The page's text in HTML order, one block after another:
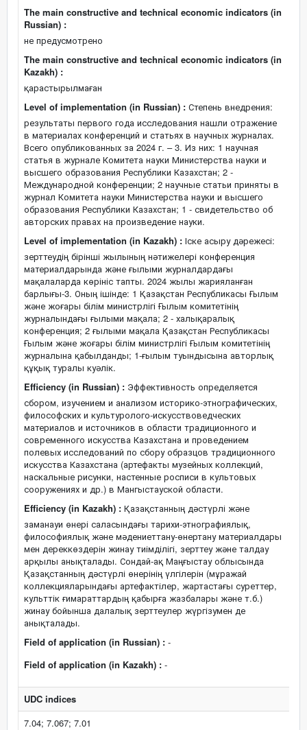
The main constructive and technical economic indicators (in
Russian) :
не предусмотрено
The main constructive and technical economic indicators (in
Kazakh) :
қарастырылмаған
Level of implementation (in Russian) : Степень внедрения:
результаты первого года исследования нашли отражение
в материалах конференций и статьях в научных журналах.
Всего опубликованных за 2024 г. – 3. Из них: 1 научная
статья в журнале Комитета науки Министерства науки и
высшего образования Республики Казахстан; 2 -
Международной конференции; 2 научные статьи приняты в
журнал Комитета науки Министерства науки и высшего
образования Республики Казахстан; 1 - свидетельство об
авторских правах на произведение науки.
Level of implementation (in Kazakh) : Іске асыру дәрежесі:
зерттеудің бірінші жылының нәтижелері конференция
материалдарында және ғылыми журналдардағы
мақалаларда көрініс тапты. 2024 жылы жарияланған
барлығы-3. Оның ішінде: 1 Қазақстан Республикасы Ғылым
және жоғары білім министрлігі Ғылым комитетінің
журналындағы ғылыми мақала; 2 - халықаралық
конференция; 2 ғылыми мақала Қазақстан Республикасы
Ғылым және жоғары білім министрлігі Ғылым комитетінің
журналына қабылданды; 1-ғылым туындысына авторлық
құқық туралы куәлік.
Efficiency (in Russian) : Эффективность определяется
сбором, изучением и анализом историко-этнографических,
философских и культуролого-искусствоведческих
материалов и источников в области традиционного и
современного искусства Казахстана и проведением
полевых исследований по сбору образцов традиционного
искусства Казахстана (артефакты музейных коллекций,
наскальные рисунки, настенные росписи в культовых
сооружениях и др.) в Мангыстауской области.
Efficiency (in Kazakh) : Қазақстанның дәстүрлі және
заманауи өнері саласындағы тарихи-этнографиялық,
философиялық және мәдениеттану-өнертану материалдары
мен дереккөздерін жинау тиімділігі, зерттеу және талдау
арқылы анықталады. Сондай-ақ Маңғыстау облысында
Қазақстанның дәстүрлі өнерінің үлгілерін (мұражай
коллекцияларындағы артефактілер, жартастағы суреттер,
культтік ғимараттардың қабырға жазбалары және т.б.)
жинау бойынша далалық зерттеулер жүргізумен де
анықталады.
Field of application (in Russian) : -
Field of application (in Kazakh) : -
UDC indices
7.04; 7.067; 7.01